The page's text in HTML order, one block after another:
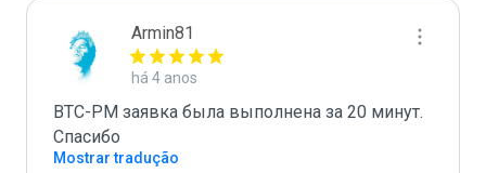
Armin81
há 4 anos
BTC-PM заявка была выполнена за 20 минут.
Спасибо
Mostrar tradução